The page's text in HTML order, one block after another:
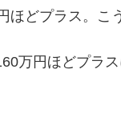
ほどプラス。こ
万円ほどプラ